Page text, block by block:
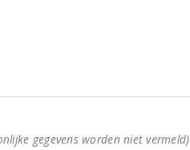
gegevens worden niet vermeld)